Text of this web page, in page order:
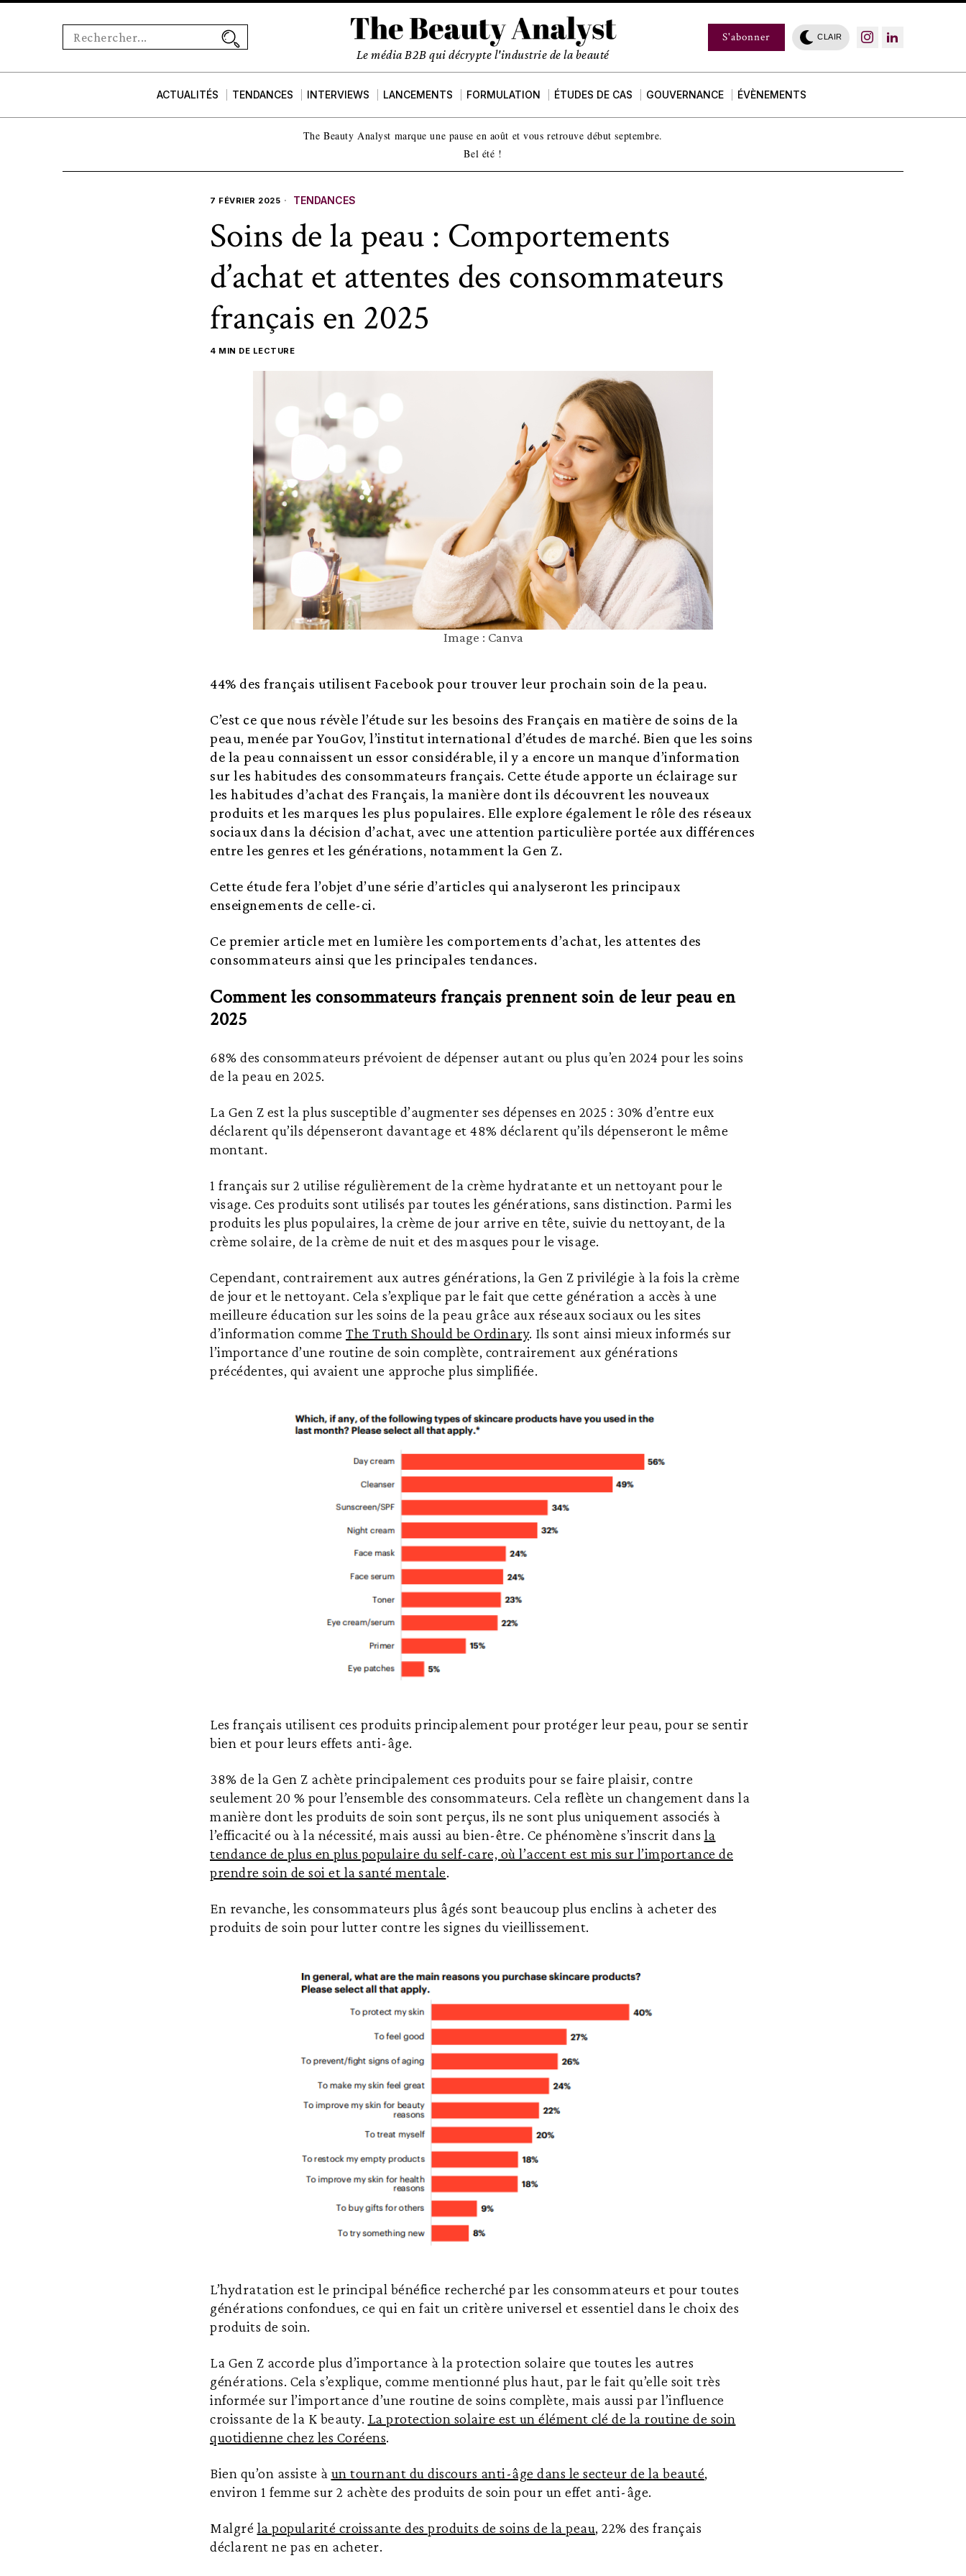
Le média B2B qui décrypte l'industrie de la beauté
S'abonner CLAIR
ACTUALITÉS TENDANCES INTERVIEWS LANCEMENTS FORMULATION ÉTUDES DE CAS GOUVERNANCE ÉVÈNEMENTS
The Beauty Analyst marque une pause en août et vous retrouve début septembre.
Bel été !
7 FÉVRIER 2025 TENDANCES
Soins de la peau : Comportements
d’achat et attentes des consommateurs
français en 2025
4 MIN DE LECTURE
Image : Canva
44% des français utilisent Facebook pour trouver leur prochain soin de la peau.
C’est ce que nous révèle l’étude sur les besoins des Français en matière de soins de la
peau, menée par YouGov, l’institut international d’études de marché. Bien que les soins
de la peau connaissent un essor considérable, il y a encore un manque d’information
sur les habitudes des consommateurs français. Cette étude apporte un éclairage sur
les habitudes d’achat des Français, la manière dont ils découvrent les nouveaux
produits et les marques les plus populaires. Elle explore également le rôle des réseaux
sociaux dans la décision d’achat, avec une attention particulière portée aux différences
entre les genres et les générations, notamment la Gen Z.
Cette étude fera l’objet d’une série d’articles qui analyseront les principaux
enseignements de celle-ci.
Ce premier article met en lumière les comportements d’achat, les attentes des
consommateurs ainsi que les principales tendances.
Comment les consommateurs français prennent soin de leur peau en
2025
68% des consommateurs prévoient de dépenser autant ou plus qu’en 2024 pour les soins
de la peau en 2025.
La Gen Z est la plus susceptible d’augmenter ses dépenses en 2025 : 30% d’entre eux
déclarent qu’ils dépenseront davantage et 48% déclarent qu’ils dépenseront le même
montant.
1 français sur 2 utilise régulièrement de la crème hydratante et un nettoyant pour le
visage. Ces produits sont utilisés par toutes les générations, sans distinction. Parmi les
produits les plus populaires, la crème de jour arrive en tête, suivie du nettoyant, de la
crème solaire, de la crème de nuit et des masques pour le visage.
Cependant, contrairement aux autres générations, la Gen Z privilégie à la fois la crème
de jour et le nettoyant. Cela s’explique par le fait que cette génération a accès à une
meilleure éducation sur les soins de la peau grâce aux réseaux sociaux ou les sites
d’information comme The Truth Should be Ordinary. Ils sont ainsi mieux informés sur
l’importance d’une routine de soin complète, contrairement aux générations
précédentes, qui avaient une approche plus simplifiée.
Les français utilisent ces produits principalement pour protéger leur peau, pour se sentir
bien et pour leurs effets anti-âge.
38% de la Gen Z achète principalement ces produits pour se faire plaisir, contre
seulement 20 % pour l’ensemble des consommateurs. Cela reflète un changement dans la
manière dont les produits de soin sont perçus, ils ne sont plus uniquement associés à
l’efficacité ou à la nécessité, mais aussi au bien-être. Ce phénomène s’inscrit dans la
tendance de plus en plus populaire du self-care, où l’accent est mis sur l’importance de
prendre soin de soi et la santé mentale.
En revanche, les consommateurs plus âgés sont beaucoup plus enclins à acheter des
produits de soin pour lutter contre les signes du vieillissement.
L’hydratation est le principal bénéfice recherché par les consommateurs et pour toutes
générations confondues, ce qui en fait un critère universel et essentiel dans le choix des
produits de soin.
La Gen Z accorde plus d’importance à la protection solaire que toutes les autres
générations. Cela s’explique, comme mentionné plus haut, par le fait qu’elle soit très
informée sur l’importance d’une routine de soins complète, mais aussi par l’influence
croissante de la K beauty. La protection solaire est un élément clé de la routine de soin
quotidienne chez les Coréens.
Bien qu’on assiste à un tournant du discours anti-âge dans le secteur de la beauté,
environ 1 femme sur 2 achète des produits de soin pour un effet anti-âge.
Malgré la popularité croissante des produits de soins de la peau, 22% des français
déclarent ne pas en acheter.